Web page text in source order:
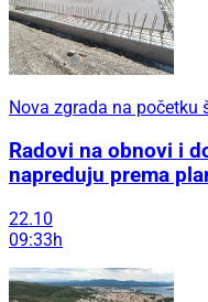
Nova zgrada na početku
Radovi na obnovi i
napreduju prema
22.10
09:33h